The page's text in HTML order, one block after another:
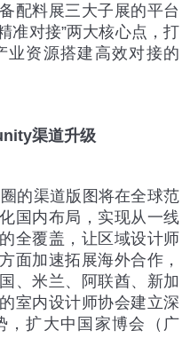
配料展三大子展的平台
准对接”两大核心点，打
业资源搭建高效对接的
渠道升级
的渠道版图将在全球范
国内布局，实现从一线
全覆盖，让区域设计师
面加速拓展海外合作，
、米兰、阿联酋、新加
室内设计师协会建立深
，扩大中国家博会（广